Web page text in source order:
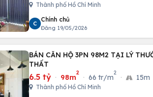
Thành phố Hồ Chí Minh
C
Chính chủ
Đăng 19/05/2026
BÁN CĂN HỘ 3PN 98M2 TẠI LÝ
THẤT
6.5 tỷ · 98m
2
· 66 tr/m
2
· 15m
Thành phố Hồ Chí Minh